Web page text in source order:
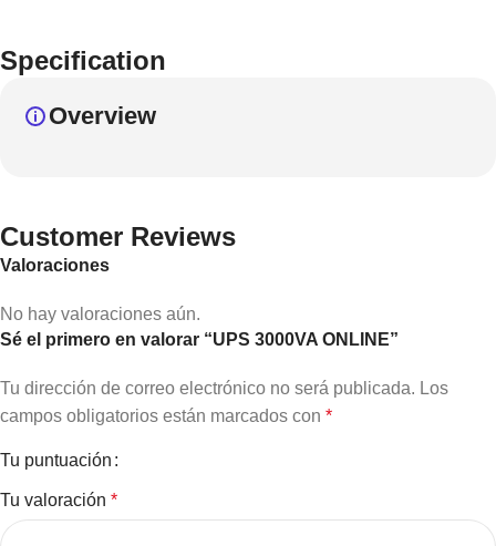
Specification
Overview
Customer Reviews
Valoraciones
No hay valoraciones aún.
Sé el primero en valorar “UPS 3000VA ONLINE”
Tu dirección de correo electrónico no será publicada. Los
campos obligatorios están marcados con *
Tu puntuación
Tu valoración *